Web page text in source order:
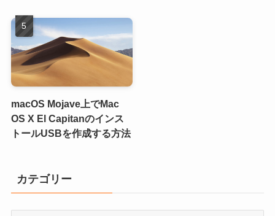
macOS Mojave上でMac
OS X El Capitanのインス
トールUSBを作成する方法
カテゴリー